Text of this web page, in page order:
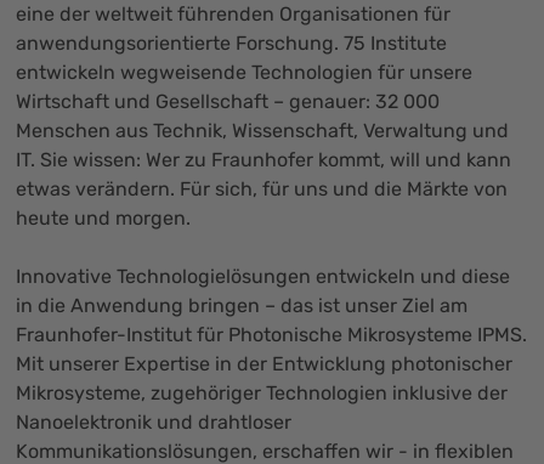
eine der weltweit führenden Organisationen für
anwendungsorientierte Forschung. 75 Institute
entwickeln wegweisende Technologien für unsere
Wirtschaft und Gesellschaft – genauer: 32 000
Menschen aus Technik, Wissenschaft, Verwaltung und
IT. Sie wissen: Wer zu Fraunhofer kommt, will und kann
etwas verändern. Für sich, für uns und die Märkte von
heute und morgen.
Innovative Technologielösungen entwickeln und diese
in die Anwendung bringen – das ist unser Ziel am
Fraunhofer-Institut für Photonische Mikrosysteme IPMS.
Mit unserer Expertise in der Entwicklung photonischer
Mikrosysteme, zugehöriger Technologien inklusive der
Nanoelektronik und drahtloser
Kommunikationslösungen, erschaffen wir - in flexiblen